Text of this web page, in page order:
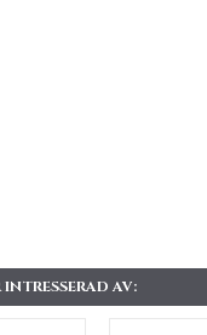
AV: